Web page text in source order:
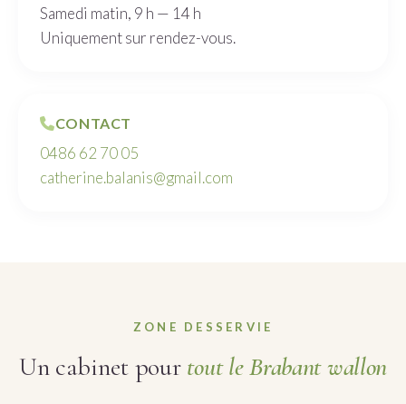
Samedi matin, 9 h — 14 h
Uniquement sur rendez-vous.
CONTACT
0486 62 70 05
catherine.balanis@gmail.com
ZONE DESSERVIE
Un cabinet pour tout le Brabant wallon